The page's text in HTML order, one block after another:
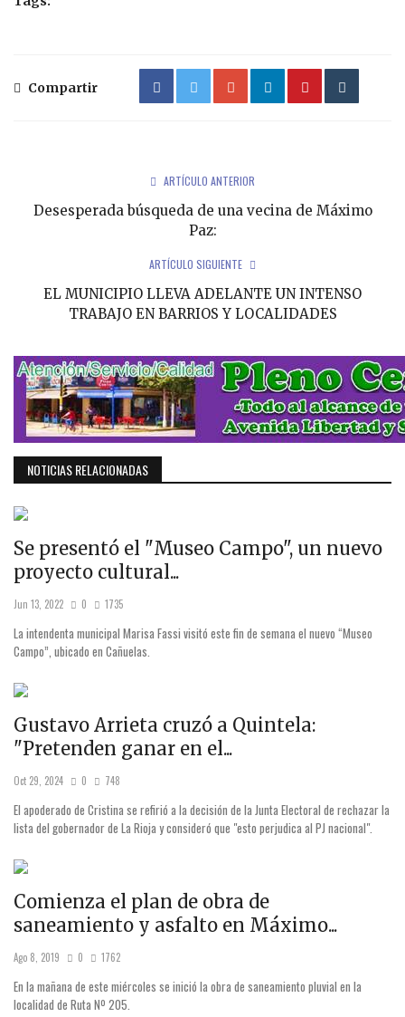
Compartir
ARTÍCULO ANTERIOR
Desesperada búsqueda de una vecina de Máximo
Paz:
ARTÍCULO SIGUIENTE
EL MUNICIPIO LLEVA ADELANTE UN INTENSO
TRABAJO EN BARRIOS Y LOCALIDADES
NOTICIAS RELACIONADAS
Se presentó el "Museo Campo", un nuevo
proyecto cultural...
Jun 13, 2022 0 1735
La intendenta municipal Marisa Fassi visitó este fin de semana el nuevo “Museo
Campo”, ubicado en Cañuelas.
Gustavo Arrieta cruzó a Quintela:
"Pretenden ganar en el...
Oct 29, 2024 0 748
El apoderado de Cristina se refirió a la decisión de la Junta Electoral de rechazar la
lista del gobernador de La Rioja y consideró que "esto perjudica al PJ nacional".
Comienza el plan de obra de
saneamiento y asfalto en Máximo...
Ago 8, 2019 0 1762
En la mañana de este miércoles se inició la obra de saneamiento pluvial en la
localidad de Ruta Nº 205.